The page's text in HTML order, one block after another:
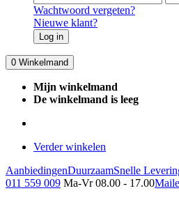
Wachtwoord vergeten?
Nieuwe klant?
Log in
0 Winkelmand
Mijn winkelmand
De winkelmand is leeg
Verder winkelen
AanbiedingenDuurzaamSnelle
011 559 009 Ma-Vr 08.00 - 17.00